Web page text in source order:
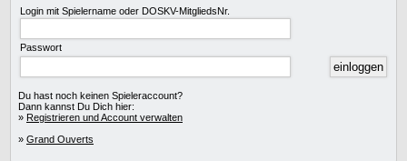
Login mit Spielername oder DOSKV-MitgliedsNr.
Passwort
Du hast noch keinen Spieleraccount?
Dann kannst Du Dich hier:
» Registrieren und Account verwalten
» Grand Ouverts